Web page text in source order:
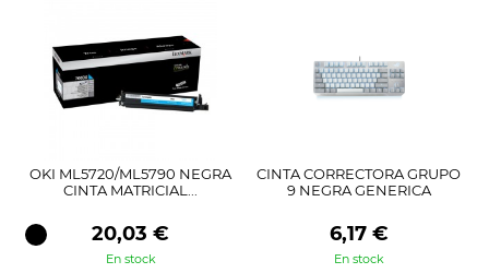
OKI ML5720/ML5790 NEGRA
CINTA MATRICIAL...
Precio
20,03 €
En stock
CINTA CORRECTORA GRUPO
9 NEGRA GENERICA
Precio
6,17 €
En stock